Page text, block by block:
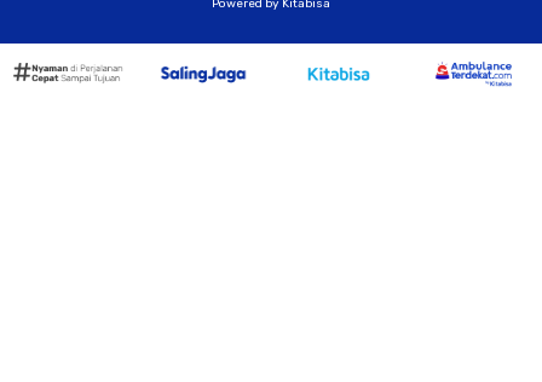
Powered by Kitabisa